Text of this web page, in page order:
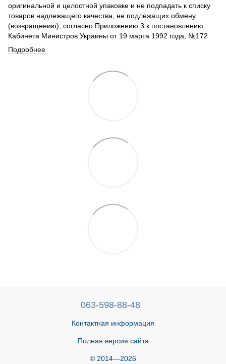
оригинальной и целостной упаковке и не подпадать к списку
товаров надлежащего качества, не подлежащих обмену
(возвращению), согласно Приложению 3 к постановлению
Кабинета Министров Украины от 19 марта 1992 года, №172
Подробнее
063-598-88-48
Контактная информация
Полная версия сайта
© 2014—2026